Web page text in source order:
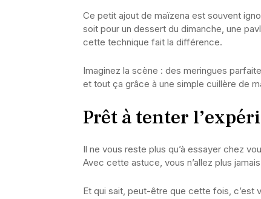
Ce petit ajout de maïzena est souvent
soit pour un dessert du dimanche, une
cette technique fait la différence.
Imaginez la scène : des meringues
et tout ça grâce à une simple cuillère de
Prêt à tenter
Il ne vous reste plus qu’à essayer chez
Avec cette astuce, vous n’allez plus
Et qui sait, peut-être que cette fois, c’est